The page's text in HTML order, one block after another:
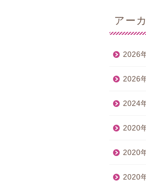
アー
2026
2026
2024
2020
2020
2020